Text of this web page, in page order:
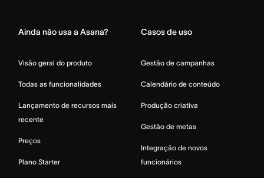
Ainda não usa a Asana?
Visão geral do produto
Todas as funcionalidades
Lançamento de recursos mais
recente
Preços
Plano Starter
Casos de uso
Gestão de campanhas
Calendário de conteúdo
Produção criativa
Gestão de metas
Integração de novos
funcionários